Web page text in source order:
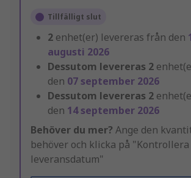
Tillfälligt slut
2 enhet(er) levereras från den
augusti 2026
Dessutom levereras 2
den 07 september 2026
Dessutom levereras 2
den 14 september 2026
Behöver du mer? Ange den
behöver och klicka på "Kontrollera
leveransdatum"